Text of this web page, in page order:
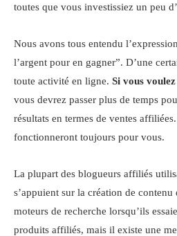
toutes que vous investissiez un peu
Nous avons tous entendu
l’argent pour en gagner”. D’une
toute activité en ligne. Si vous
vous devrez passer plus de temps
résultats en termes de ventes
fonctionneront toujours pour vous.
La plupart des blogueurs affiliés
s’appuient sur la création de contenu
moteurs de recherche lorsqu’ils
produits affiliés, mais il existe une